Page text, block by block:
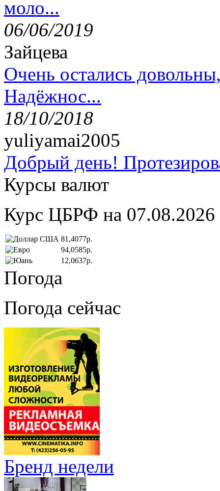
моло...
06/06/2019
Зайцева
Очень остались
Надёжнос...
18/10/2018
yuliyamai2005
Добрый день!
Курсы валют
Курс ЦБРФ на 07.08.2026
81,4077р.
94,0585р.
12,0637р.
Погода
Погода сейчас
Бренд недели